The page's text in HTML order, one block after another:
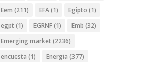
Eem (211) EFA(1) Egipto (1)
egpt (1) EGRNF(1) Emb (32)
Emerging market (2236)
encuesta (1) Energia (377)